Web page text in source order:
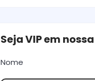
Seja VIP em
Nome